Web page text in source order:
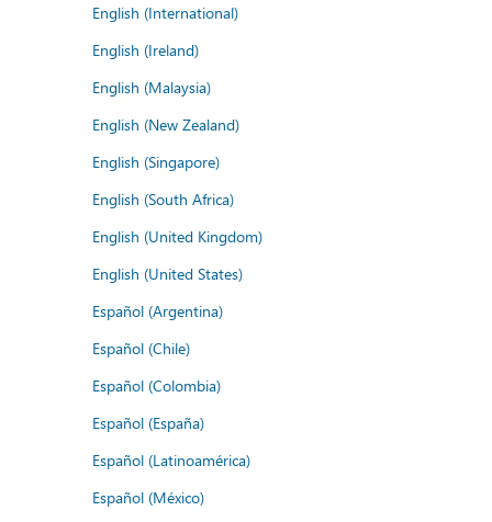
English (International)
English (Ireland)
English (Malaysia)
English (New Zealand)
English (Singapore)
English (South Africa)
English (United Kingdom)
English (United States)
Español (Argentina)
Español (Chile)
Español (Colombia)
Español (España)
Español (Latinoamérica)
Español (México)